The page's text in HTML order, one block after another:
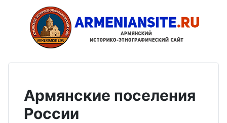
Армянские поселения
России